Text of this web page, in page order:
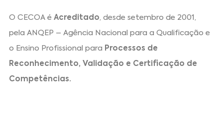
O CECOA éAcreditado , desde setembro de 2001,
pela ANQEP – Agência Nacional para a Qualificação e
o Ensino Profissional para Processos de
Reconhecimento, Validação e Certificação de
Competências.